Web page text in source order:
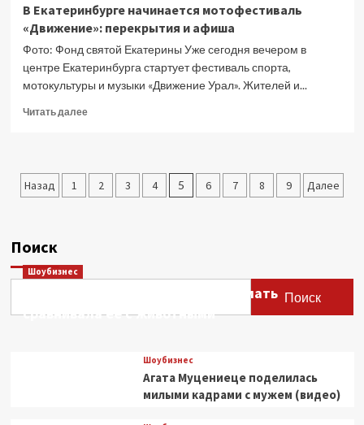
В Екатеринбурге начинается мотофестиваль
«Движение»: перекрытия и афиша
Фото: Фонд святой Екатерины Уже сегодня вечером в
центре Екатеринбурга стартует фестиваль спорта,
мотокультуры и музыки «Движение Урал». Жителей и...
Читать далееПрочитать
Екатеринбурге
начинается
Пагинация
Назад 1 2 3 4 5 6 7 8 9 Далее
Поиск
Поиск
Шоубизнес
Этери Тутберидзе заявила, что мать
сравнивала ее с животными
Шоубизнес
Агата Муцениеце поделилась
милыми кадрами с мужем (видео)